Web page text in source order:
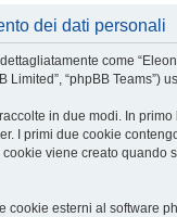
dei dati personali
come
Limited”, “phpBB
in due modi. In
I primi due cookie
viene creato
cookie esterni al software